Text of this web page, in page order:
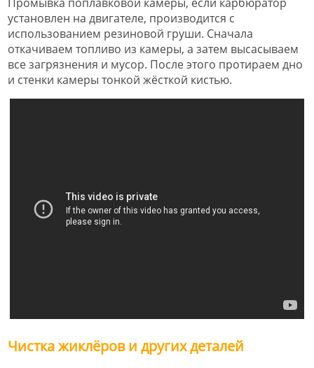
установлен на двигателе, производится с
использованием резиновой груши. Сначала
откачиваем топливо из камеры, а затем высасываем
все загрязнения и мусор. После этого протираем дно
и стенки камеры тонкой жёсткой кистью.
Чистка жиклёров и других деталей